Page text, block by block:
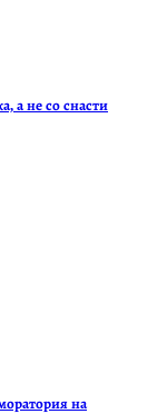
а не со снасти
на